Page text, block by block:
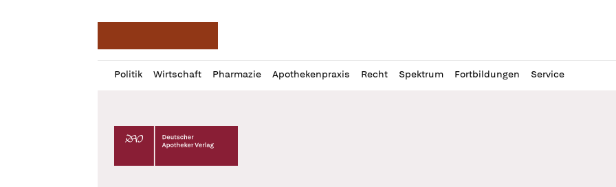
Politik Wirtschaft Pharmazie Apothekenpraxis Recht Spektrum Fortbildungen Service
Profil
öffnen
Daz
Pur
Deutscher Apotheker Verlag Logo